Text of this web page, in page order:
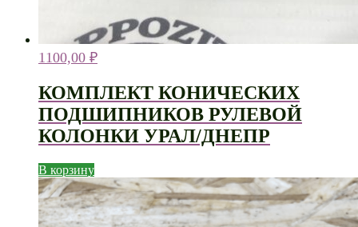
1100,00 ₽
КОМПЛЕКТ КОНИЧЕСКИХ
ПОДШИПНИКОВ РУЛЕВОЙ
КОЛОНКИ УРАЛ/ДНЕПР
В корзину